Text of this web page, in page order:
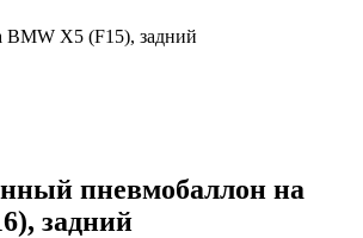
пневмобаллон на
задний